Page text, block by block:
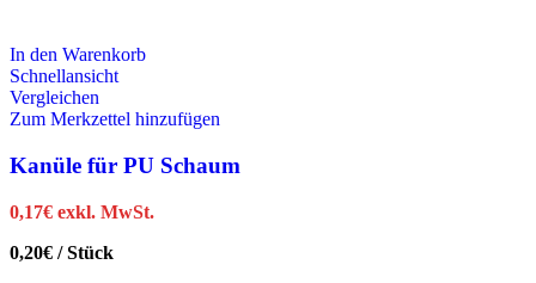
In den Warenkorb
Schnellansicht
Vergleichen
Zum Merkzettel hinzufügen
Kanüle für PU Schaum
0,17€ exkl. MwSt.
0,20€ /Stück